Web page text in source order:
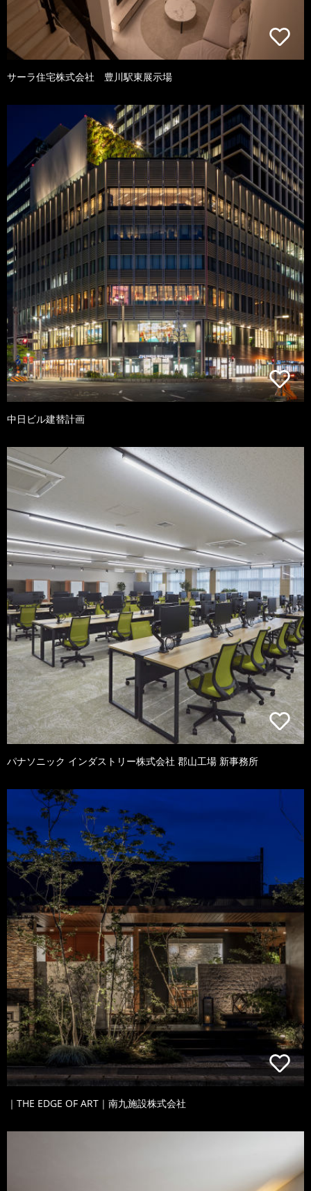
サーラ住宅株式会社 豊川駅東展示場
中日ビル建替計画
パナソニック インダストリー株式会社 郡山工場 新事務所
｜THE EDGE OF ART｜南九施設株式会社